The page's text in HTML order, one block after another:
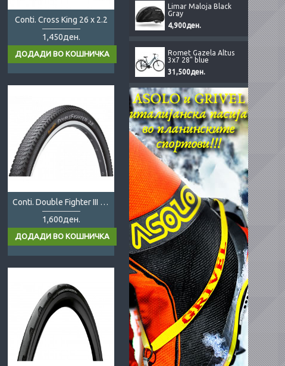
Limar Maloja Black
Gray
4,900ден.
Romet Gazela Altus
3x7 28" blue
31,500ден.
Conti. Cross King 26 x 2.2
1,450ден.
Conti. Double Fighter III 29x2.0
1,600ден.